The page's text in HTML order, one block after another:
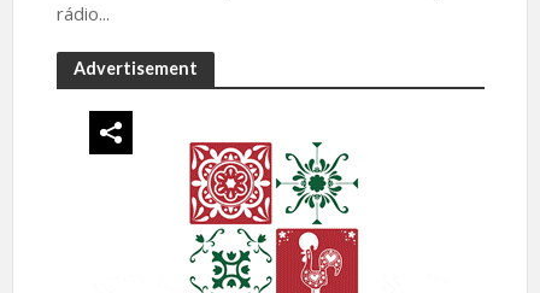
rádio...
Advertisement